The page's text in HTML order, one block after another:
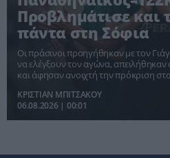
Προβλημάτισε και
πάντα στη Σόφια
Οι πράσινοι προηγήθηκαν με τον
να ελέγξουν τον αγώνα,
και άφησαν ανοιχτή την πρόκριση
ΚΡΙΣΤΙΑΝ ΜΠΙΤΣΑΚΟΥ
06.08.2026 | 00:01